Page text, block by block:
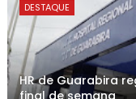
DESTAQUE
HR de Guarabira
final de semana